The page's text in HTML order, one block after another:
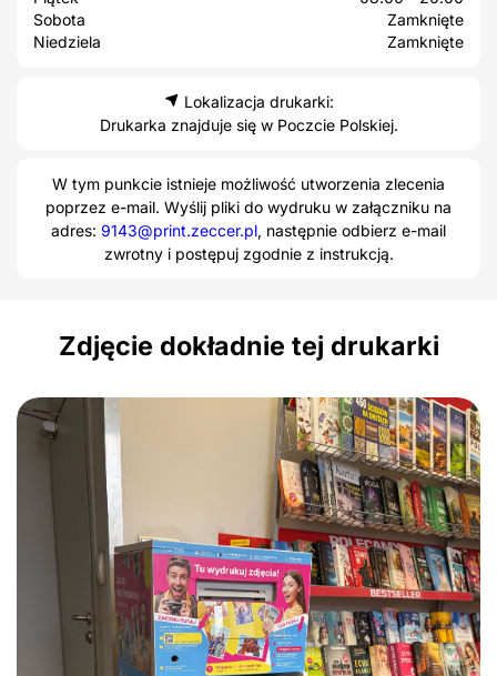
Sobota
Zamknięte
Niedziela
Zamknięte
Lokalizacja drukarki:
Drukarka znajduje się w Poczcie Polskiej.
W tym punkcie istnieje możliwość utworzenia zlecenia
poprzez e-mail. Wyślij pliki do wydruku w załączniku na
adres: 9143@print.zeccer.pl, następnie odbierz e-mail
zwrotny i postępuj zgodnie z instrukcją.
Zdjęcie dokładnie tej drukarki